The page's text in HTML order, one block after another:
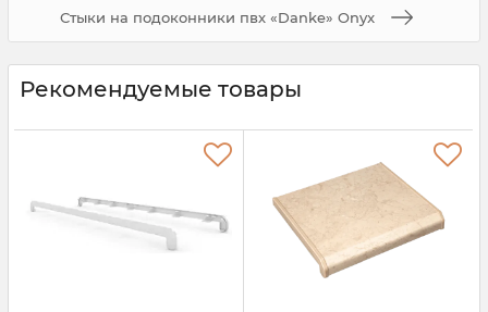
Стыки на подоконники пвх «Danke» Onyx
Рекомендуемые товары